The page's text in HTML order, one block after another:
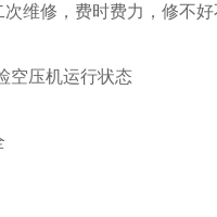
维修，费时费力，修不
空压机运行状态